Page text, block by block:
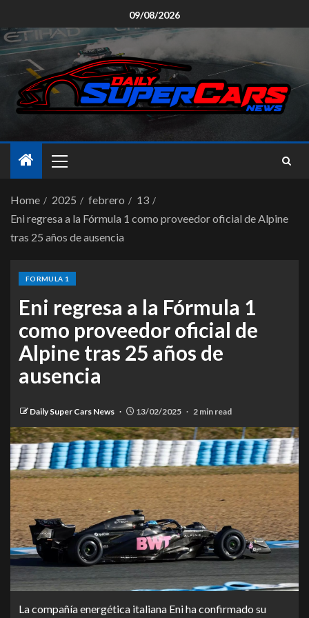
09/08/2026
Home 2025 febrero
13
Eni regresa a la Fórmula 1 como proveedor oficial de Alpine
tras 25 años de ausencia
FORMULA 1
Eni regresa a la Fórmula 1
como proveedor oficial de
Alpine tras 25 años de
ausencia
Daily Super Cars News 13/02/2025 2 min read
La compañía energética italiana Eni ha confirmado su